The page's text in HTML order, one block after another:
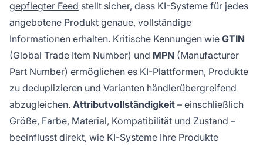
gepflegter Feed stellt sicher, dass KI-Systeme für jedes
angebotene Produkt genaue, vollständige
Informationen erhalten. Kritische Kennungen wie GTIN
(Global Trade Item Number) und MPN (Manufacturer
Part Number) ermöglichen es KI-Plattformen, Produkte
zu deduplizieren und Varianten händlerübergreifend
abzugleichen. Attributvollständigkeit – einschließlich
Größe, Farbe, Material, Kompatibilität und Zustand –
beeinflusst direkt, wie KI-Systeme Ihre Produkte